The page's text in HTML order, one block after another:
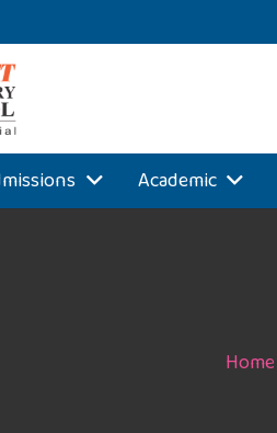
Academic
Home